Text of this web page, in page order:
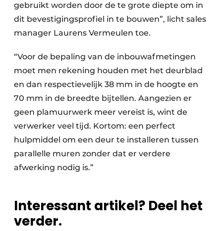
gebruikt worden door de te grote diepte om in
dit bevestigingsprofiel in te bouwen”, licht sales
manager Laurens Vermeulen toe.
“Voor de bepaling van de inbouwafmetingen
moet men rekening houden met het deurblad
en dan respectievelijk 38 mm in de hoogte en
70 mm in de breedte bijtellen. Aangezien er
geen plamuurwerk meer vereist is, wint de
verwerker veel tijd. Kortom: een perfect
hulpmiddel om een deur te installeren tussen
parallelle muren zonder dat er verdere
afwerking nodig is.”
Interessant artikel? Deel het
verder.